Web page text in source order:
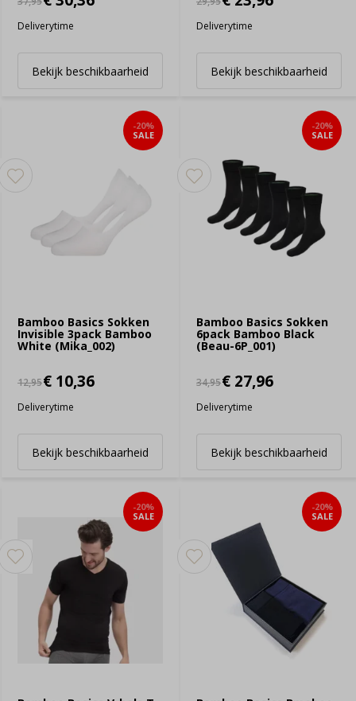
Deliverytime
Bekijk beschikbaarheid
Deliverytime
Bekijk beschikbaarheid
Bamboo Basics Sokken
Invisible 3pack Bamboo
White (Mika_002)
-20%
SALE
12,95€ 10,36
Deliverytime
Bekijk beschikbaarheid
Bamboo Basics Sokken
6pack Bamboo Black
(Beau-6P_001)
-20%
SALE
34,95€ 27,96
Deliverytime
Bekijk beschikbaarheid
-20%
SALE
-20%
SALE